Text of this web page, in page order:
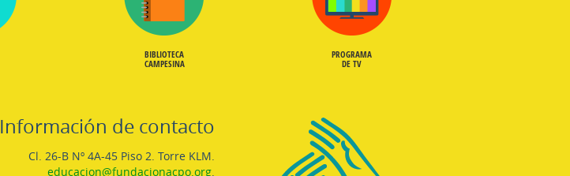
BIBLIOTECA
CAMPESINA
PROGRAMA
DE TV
Información de contacto
Cl. 26-B Nº 4A-45 Piso 2. Torre KLM.
educacion@fundacionacpo.org.